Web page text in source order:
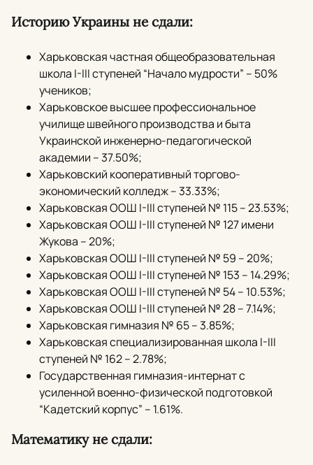
Историю Украины не сдали:
Харьковская частная общеобразовательная
школа I-III ступеней “Начало мудрости” – 50%
учеников;
Харьковское высшее профессиональное
училище швейного производства и быта
Украинской инженерно-педагогической
академии – 37.50%;
Харьковский кооперативный торгово-
экономический колледж – 33.33%;
Харьковская ООШ I-III ступеней № 115 – 23.53%;
Харьковская ООШ I-III ступеней № 127 имени
Жукова – 20%;
Харьковская ООШ I-III ступеней № 59 – 20%;
Харьковская ООШ I-III ступеней № 153 – 14.29%;
Харьковская ООШ I-III ступеней № 54 – 10.53%;
Харьковская ООШ I-III ступеней № 28 – 7.14%;
Харьковская гимназия № 65 – 3.85%;
Харьковская специализированная школа I-III
ступеней № 162 – 2.78%;
Государственная гимназия-интернат с
усиленной военно-физической подготовкой
“Кадетский корпус” – 1.61%.
Математику не сдали: